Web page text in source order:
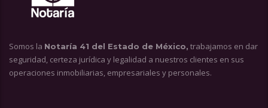
Somos la Notaría 41 del Estado de México, trabajamos en dar
seguridad, certeza jurídica y legalidad a nuestros clientes en sus
operaciones inmobiliarias, empresariales y personales.